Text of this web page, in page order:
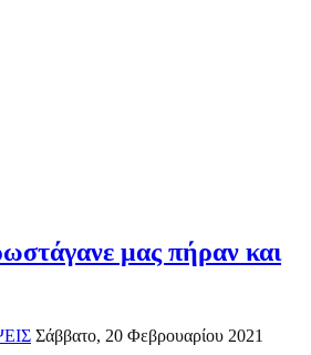
μας πήραν και
Σάββατο, 20 Φεβρουαρίου 2021